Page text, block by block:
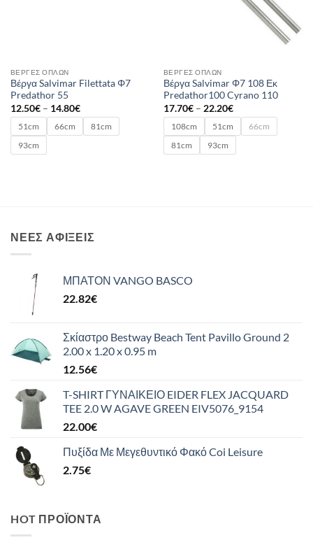
ΒΈΡΓΕΣ ΌΠΛΩΝ
Βέργα Salvimar Filettata Φ7
Predathor 55
12.50€ – 14.80€Price
range:
12.50€
through
51cm 66cm
81cm
93cm
ΒΈΡΓΕΣ ΌΠΛΩΝ
Βέργα Salvimar Φ7 108 Εκ
Predathor100 Cyrano 110
17.70€ – 22.20€Price
range:
17.70€
through
108cm 51cm
66cm
81cm
93cm
ΝΈΕΣ ΑΦΊΞΕΙΣ
ΜΠΑΤΟΝ VANGO BASCO
22.82€
Σκίαστρο Bestway Beach Tent Pavillo Ground 2
2.00 x 1.20 x 0.95 m
12.56€
T-SHIRT ΓΥΝΑΙΚΕΙΟ EIDER FLEX JACQUARD
TEE 2.0 W AGAVE GREEN EIV5076_9154
22.00€
Πυξίδα Με Μεγεθυντικό Φακό Coi Leisure
2.75€
HOT ΠΡΟΪΌΝΤΑ